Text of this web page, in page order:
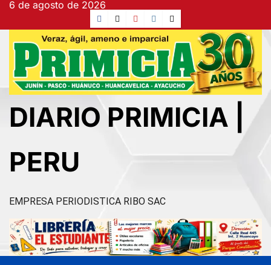
contenido
6 de agosto de 2026
Facebook
TikTokYouTube
Instagram
X
DIARIO PRIMICIA |
PERU
EMPRESA PERIODISTICA RIBO SAC